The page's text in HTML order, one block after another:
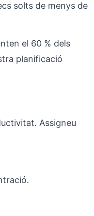
solts de menys de
el 60 % dels
planificació
Assigneu